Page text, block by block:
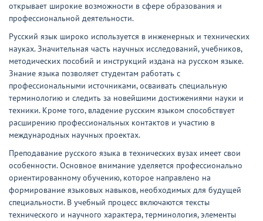
открывает широкие возможности в сфере образования и
профессиональной деятельности.
Русский язык широко используется в инженерных и технических
науках. Значительная часть научных исследований, учебников,
методических пособий и инструкций издана на русском языке.
Знание языка позволяет студентам работать с
профессиональными источниками, осваивать специальную
терминологию и следить за новейшими достижениями науки и
техники. Кроме того, владение русским языком способствует
расширению профессиональных контактов и участию в
международных научных проектах.
Преподавание русского языка в технических вузах имеет свои
особенности. Основное внимание уделяется профессионально
ориентированному обучению, которое направлено на
формирование языковых навыков, необходимых для будущей
специальности. В учебный процесс включаются тексты
технического и научного характера, терминология, элементы